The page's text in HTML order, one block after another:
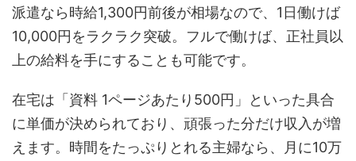
派遣なら時給1,300円前後が相場なので、1日働けば
10,000円をラクラク突破。フルで働けば、正社員以
上の給料を手にすることも可能です。
在宅は「資料 1ページあたり500円」といった具合
に単価が決められており、頑張った分だけ収入が増
えます。時間をたっぷりとれる主婦なら、月に10万